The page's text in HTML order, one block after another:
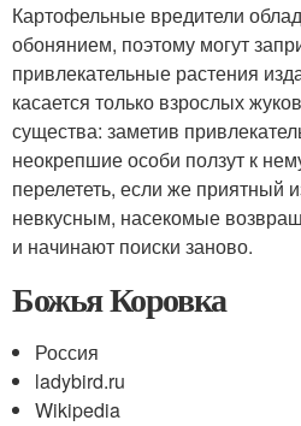
Картофельные вредители
обонянием, поэтому могут
привлекательные растения
касается только взрослых
существа: заметив
неокрепшие особи ползут к
перелететь, если же приятный
невкусным, насекомые
и начинают поиски заново.
Божья Коровка
Россия
ladybird.ru
Wikipedia